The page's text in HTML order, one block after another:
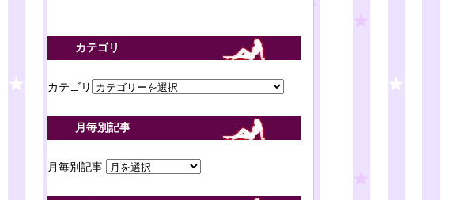
カテゴリ
カテゴリ
月毎別記事
月毎別記事